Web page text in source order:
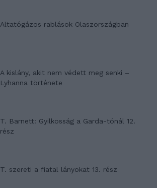
Altatógázos rablások Olaszországban
A kislány, akit nem védett meg senki –
Lyhanna története
T. Barnett: Gyilkosság a Garda-tónál 12.
rész
T. szereti a fiatal lányokat 13. rész